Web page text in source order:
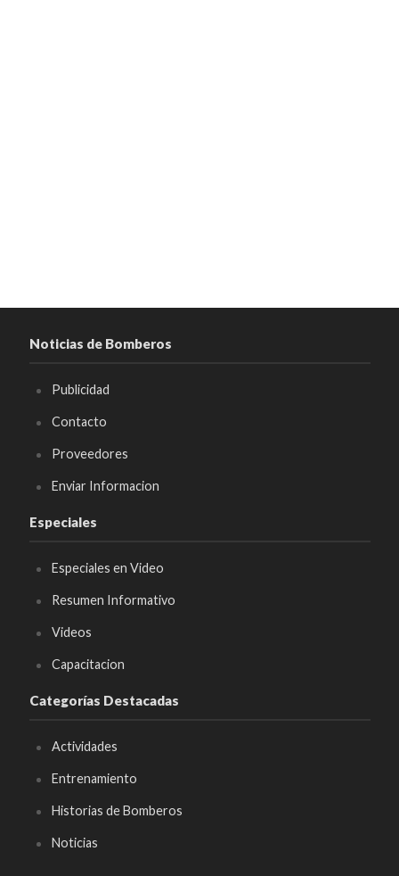
Noticias de Bomberos
Publicidad
Contacto
Proveedores
Enviar Informacion
Especiales
Especiales en Video
Resumen Informativo
Videos
Capacitacion
Categorías Destacadas
Actividades
Entrenamiento
Historias de Bomberos
Noticias